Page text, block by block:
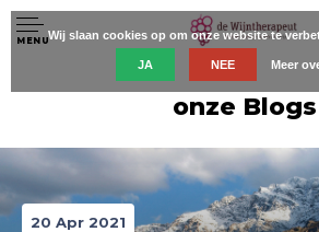
MENU
onze Blogs
20 Apr 2021
Wij slaan cookies op om onze website te
JA NEE Meer